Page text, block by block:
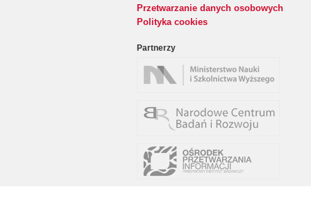
Przetwarzanie danych osobowych
Polityka cookies
Partnerzy